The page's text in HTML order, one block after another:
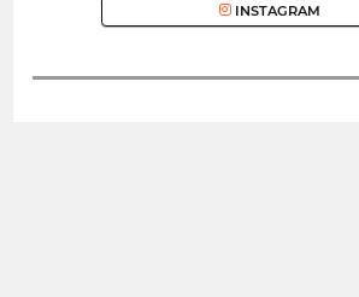
INSTAGRAM